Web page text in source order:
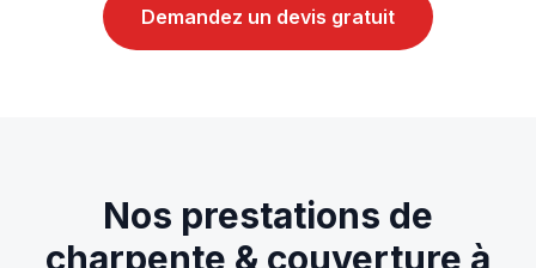
Demandez un devis gratuit
Nos prestations de
charpente & couverture à